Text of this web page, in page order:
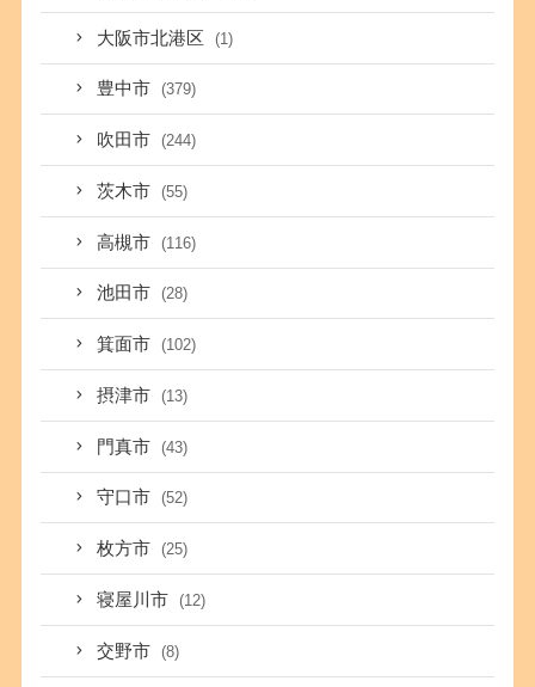
大阪市北港区 (1)
豊中市 (379)
吹田市 (244)
茨木市 (55)
高槻市 (116)
池田市 (28)
箕面市 (102)
摂津市 (13)
門真市 (43)
守口市 (52)
枚方市 (25)
寝屋川市 (12)
交野市 (8)